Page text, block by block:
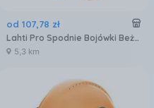
od 107,78 zł
Lahti Pro Spodnie Bojówki Beżowe L Ce
5,3 km